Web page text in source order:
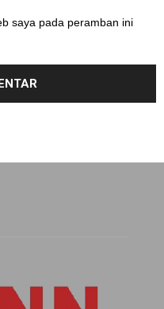
saya pada peramban ini